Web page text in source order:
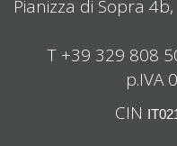
Pianizza di Sopra
T +39 329 808
p.IVA
CIN